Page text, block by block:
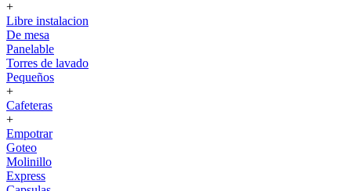
+
Libre instalacion
De mesa
Panelable
Torres de lavado
Pequeños
+
Cafeteras
+
Empotrar
Goteo
Molinillo
Express